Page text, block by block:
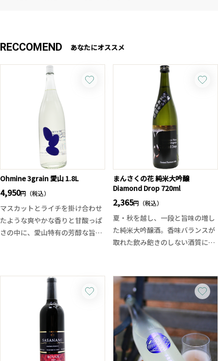
RECCOMEND あなたにオススメ
Ohmine 3grain 愛山 1.8L
4,950円（税込）
マスカットとライチを掛け合わせ
たような爽やかな香りと甘酸っぱ
さの中に、愛山特有の芳醇な旨味
ーシーな旨味の味わい、飲み手を
魅了するセクシーな一本です。
まんさくの花 純米大吟醸
Diamond Drop 720ml
2,365円（税込）
夏・秋を越し、一段と旨味の増し
た純米大吟醸酒。香味バランスが
取れた飲み飽きのしない酒質に仕
イヤモンドの様に見える事からこ
の名前が付けられました。50％精
米、大吟醸クラスの生詰原酒はま
さに究極の一本です。ラベルも華
やかでなんとも大胆な季節酒で
す！